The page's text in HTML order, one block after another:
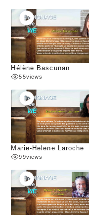
Hélène Bascunan
55views
Marie-Helene Laroche
99views